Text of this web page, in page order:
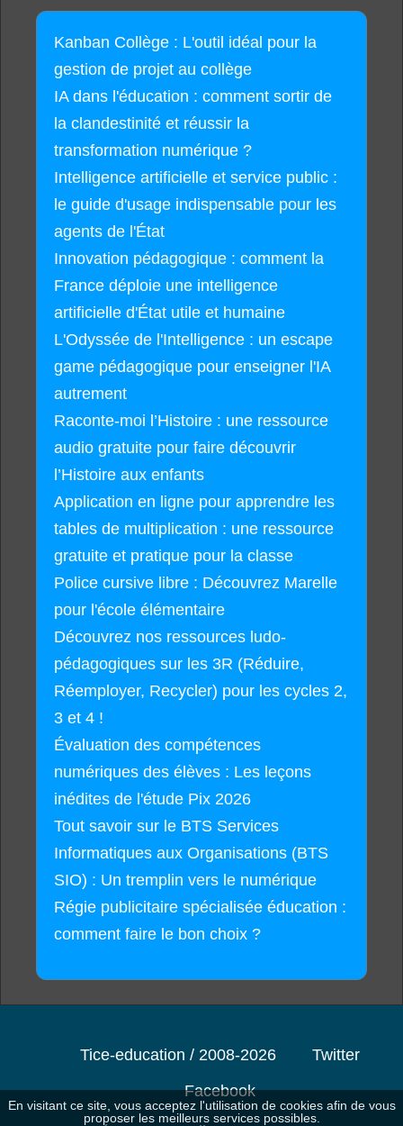
Kanban Collège : L'outil idéal pour la
gestion de projet au collège
IA dans l'éducation : comment sortir de
la clandestinité et réussir la
transformation numérique ?
Intelligence artificielle et service public :
le guide d'usage indispensable pour les
agents de l'État
Innovation pédagogique : comment la
France déploie une intelligence
artificielle d'État utile et humaine
L'Odyssée de l'Intelligence : un escape
game pédagogique pour enseigner l'IA
autrement
Raconte-moi l’Histoire : une ressource
audio gratuite pour faire découvrir
l’Histoire aux enfants
Application en ligne pour apprendre les
tables de multiplication : une ressource
gratuite et pratique pour la classe
Police cursive libre : Découvrez Marelle
pour l'école élémentaire
Découvrez nos ressources ludo-
pédagogiques sur les 3R (Réduire,
Réemployer, Recycler) pour les cycles 2,
3 et 4 !
Évaluation des compétences
numériques des élèves : Les leçons
inédites de l'étude Pix 2026
Tout savoir sur le BTS Services
Informatiques aux Organisations (BTS
SIO) : Un tremplin vers le numérique
Régie publicitaire spécialisée éducation :
comment faire le bon choix ?
Tice-education / 2008-2026
Twitter
Facebook
En visitant ce site, vous acceptez l'utilisation de cookies afin de vous
proposer les meilleurs services possibles.